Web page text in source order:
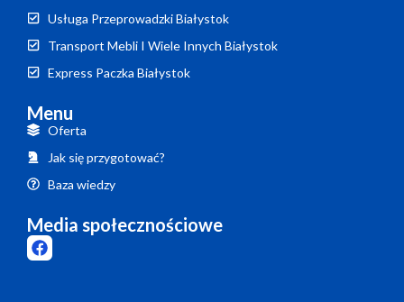
Usługa Przeprowadzki Białystok
Transport Mebli I Wiele Innych Białystok
Express Paczka Białystok
Menu
Oferta
Jak się przygotować?
Baza wiedzy
Media społecznościowe